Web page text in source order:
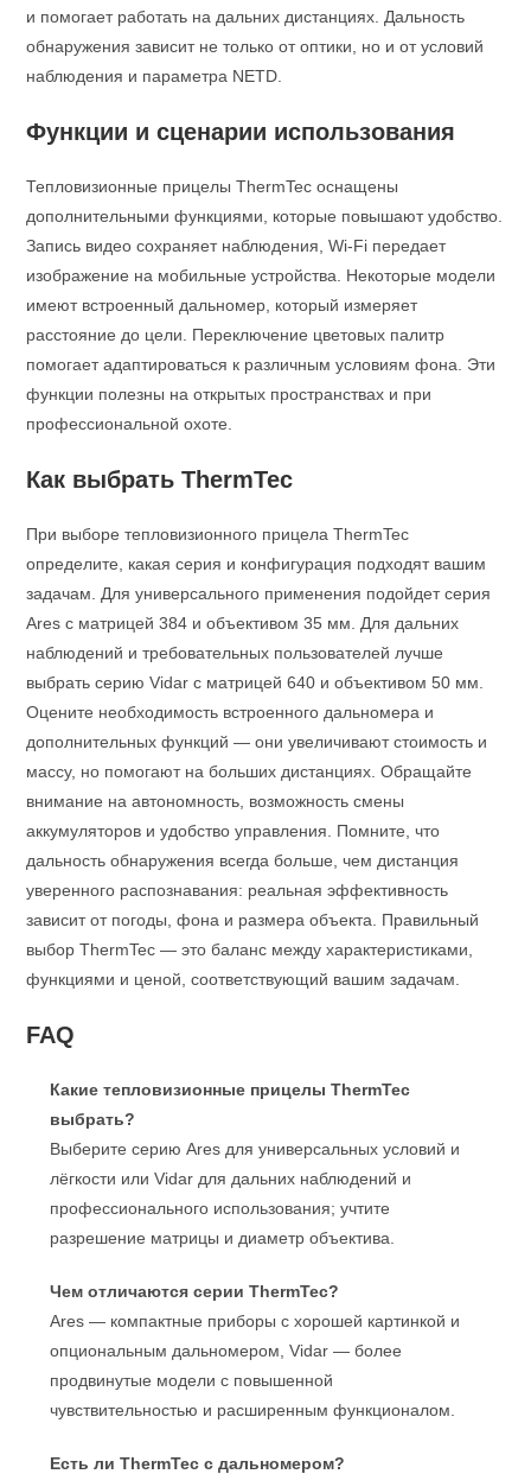
и помогает работать на дальних дистанциях. Дальность
обнаружения зависит не только от оптики, но и от условий
наблюдения и параметра NETD.
Функции и сценарии использования
Тепловизионные прицелы ThermTec оснащены
дополнительными функциями, которые повышают удобство.
Запись видео сохраняет наблюдения, Wi‑Fi передает
изображение на мобильные устройства. Некоторые модели
имеют встроенный дальномер, который измеряет
расстояние до цели. Переключение цветовых палитр
помогает адаптироваться к различным условиям фона. Эти
функции полезны на открытых пространствах и при
профессиональной охоте.
Как выбрать ThermTec
При выборе тепловизионного прицела ThermTec
определите, какая серия и конфигурация подходят вашим
задачам. Для универсального применения подойдет серия
Ares с матрицей 384 и объективом 35 мм. Для дальних
наблюдений и требовательных пользователей лучше
выбрать серию Vidar с матрицей 640 и объективом 50 мм.
Оцените необходимость встроенного дальномера и
дополнительных функций — они увеличивают стоимость и
массу, но помогают на больших дистанциях. Обращайте
внимание на автономность, возможность смены
аккумуляторов и удобство управления. Помните, что
дальность обнаружения всегда больше, чем дистанция
уверенного распознавания: реальная эффективность
зависит от погоды, фона и размера объекта. Правильный
выбор ThermTec — это баланс между характеристиками,
функциями и ценой, соответствующий вашим задачам.
FAQ
Какие тепловизионные прицелы ThermTec
выбрать?
Выберите серию Ares для универсальных условий и
лёгкости или Vidar для дальних наблюдений и
профессионального использования; учтите
разрешение матрицы и диаметр объектива.
Чем отличаются серии ThermTec?
Ares — компактные приборы с хорошей картинкой и
опциональным дальномером, Vidar — более
продвинутые модели с повышенной
чувствительностью и расширенным функционалом.
Есть ли ThermTec с дальномером?